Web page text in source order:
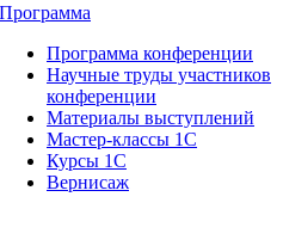
Программа
Программа конференции
Научные труды участников
конференции
Материалы выступлений
Мастер-классы 1С
Курсы 1С
Вернисаж